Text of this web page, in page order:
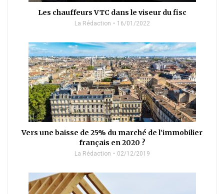
Les chauffeurs VTC dans le viseur du fisc
La Rédaction 16/01/2022
Vers une baisse de 25% du marché de l’immobilier
français en 2020 ?
La Rédaction 02/12/2019